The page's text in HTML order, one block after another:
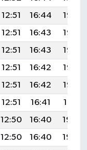
12:51 16:44
19:57
12:51 16:43
19:56
12:51 16:43
19:55
12:51 16:42
19:53
12:51 16:42
19:52
12:51 16:41
19:51
12:50 16:40
19:49
12:50 16:40
19:48